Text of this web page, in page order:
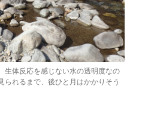
生体反応を感じない水の透明度なの
れるまで、後ひと月はかかりそう
しむ